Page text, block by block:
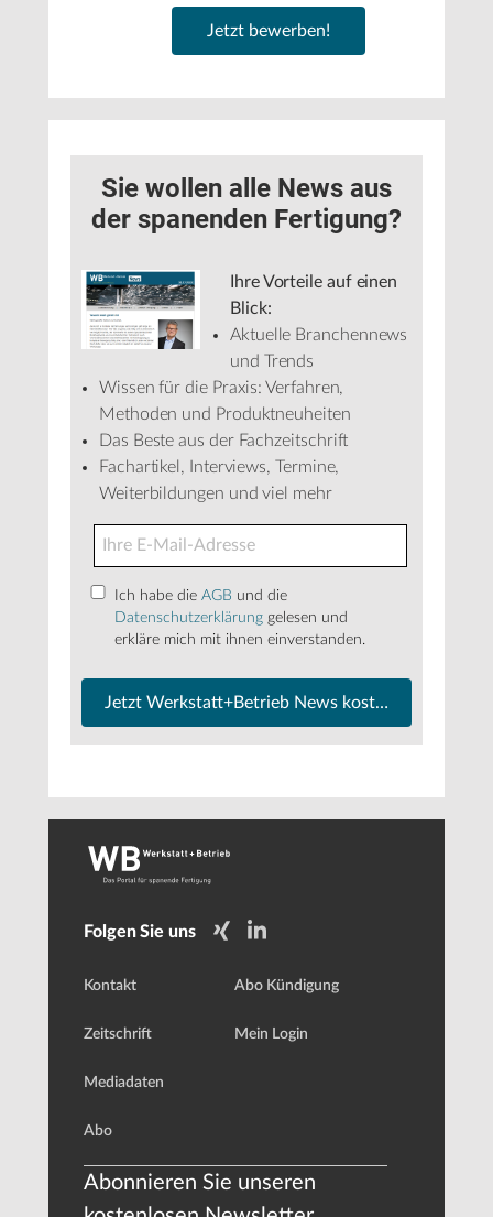
Jetzt bewerben!
Sie wollen alle News aus
der spanenden Fertigung?
Ihre Vorteile auf einen
Blick:
Aktuelle Branchennews
und Trends
Wissen für die Praxis: Verfahren,
Methoden und Produktneuheiten
Das Beste aus der Fachzeitschrift
Fachartikel, Interviews, Termine,
Weiterbildungen und viel mehr
Ich habe die AGB und die
Datenschutzerklärung gelesen und
erkläre mich mit ihnen einverstanden.
Jetzt Werkstatt+Betrieb News kostenfrei
Folgen Sie uns
Kontakt
Zeitschrift
Mediadaten
Abo
Abo Kündigung
Mein Login
Abonnieren Sie unseren